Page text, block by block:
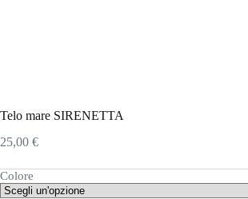
Telo mare SIRENETTA
25,00 €
Colore